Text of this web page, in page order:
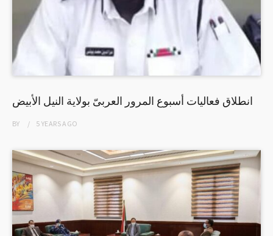
انطلاق فعاليات أسبوع المرور العربىّ بولاية النيل الأبيض
BY 5 YEARSAGO